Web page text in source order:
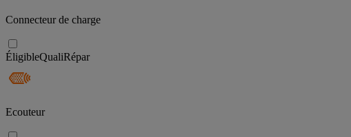
Connecteur de charge
ÉligibleQualiRépar
Ecouteur